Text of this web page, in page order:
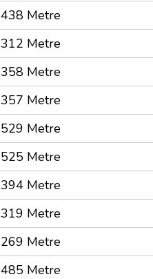
438 Metre
312 Metre
358 Metre
357 Metre
529 Metre
525 Metre
394 Metre
319 Metre
269 Metre
485 Metre